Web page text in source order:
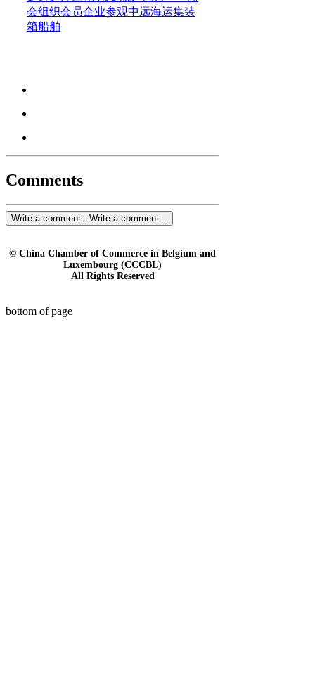
964架和均衡丰富的航线网络。借
会组织会员企业参观中远海运集装
箱船舶
Comments
Write a comment... Write a comment...
© China Chamber of Commerce in Belgium and
Luxembourg (CCCBL)
All Rights Reserved
bottom of page